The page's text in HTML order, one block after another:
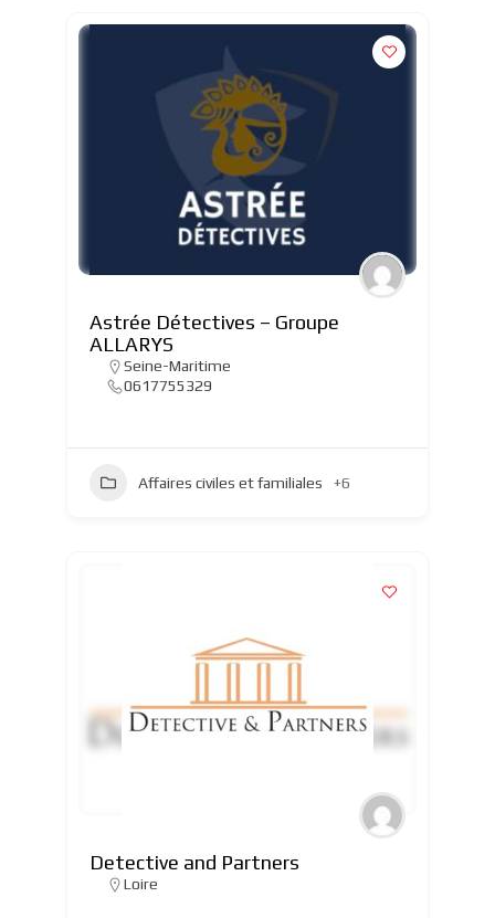
Astrée Détectives – Groupe
ALLARYS
Seine-Maritime
0617755329
Affaires civiles et familiales +6
Detective and Partners
Loire